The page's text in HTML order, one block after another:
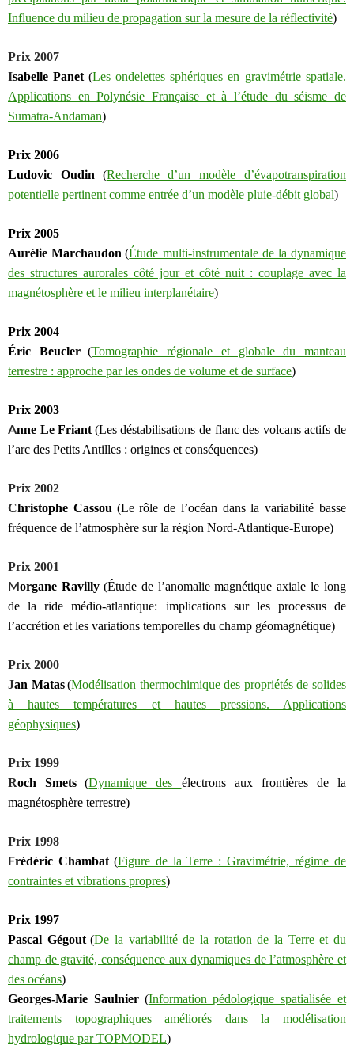
Influence du milieu de propagation sur la mesure de la réflectivité)
Prix 2007
Isabelle Panet (Les ondelettes sphériques en gravimétrie spatiale.
Applications en Polynésie Française et à l’étude du séisme de
Sumatra-Andaman)
Prix 2006
Ludovic Oudin (Recherche d’un modèle d’évapotranspiration
potentielle pertinent comme entrée d’un modèle pluie-débit global)
Prix 2005
Aurélie Marchaudon (Étude multi-instrumentale de la dynamique
des structures aurorales côté jour et côté nuit : couplage avec la
magnétosphère et le milieu interplanétaire)
Prix 2004
Éric Beucler (Tomographie régionale et globale du manteau
terrestre : approche par les ondes de volume et de surface)
Prix 2003
Anne Le Friant (Les déstabilisations de flanc des volcans actifs de
l’arc des Petits Antilles : origines et conséquences)
Prix 2002
Christophe Cassou (Le rôle de l’océan dans la variabilité basse
fréquence de l’atmosphère sur la région Nord-Atlantique-Europe)
Prix 2001
Morgane Ravilly (Étude de l’anomalie magnétique axiale le long
de la ride médio-atlantique: implications sur les processus de
l’accrétion et les variations temporelles du champ géomagnétique)
Prix 2000
Jan Matas (Modélisation thermochimique des propriétés de solides
à hautes températures et hautes pressions. Applications
géophysiques)
Prix 1999
Roch Smets (Dynamique des électrons aux frontières de la
magnétosphère terrestre)
Prix 1998
Frédéric Chambat (Figure de la Terre : Gravimétrie, régime de
contraintes et vibrations propres)
Prix 1997
Pascal Gégout (De la variabilité de la rotation de la Terre et du
champ de gravité, conséquence aux dynamiques de l’atmosphère et
des océans)
Georges-Marie Saulnier (Information pédologique spatialisée et
traitements topographiques améliorés dans la modélisation
hydrologique par TOPMODEL)